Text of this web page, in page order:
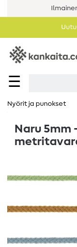
☰
Nyörit ja punokset
Naru 5mm